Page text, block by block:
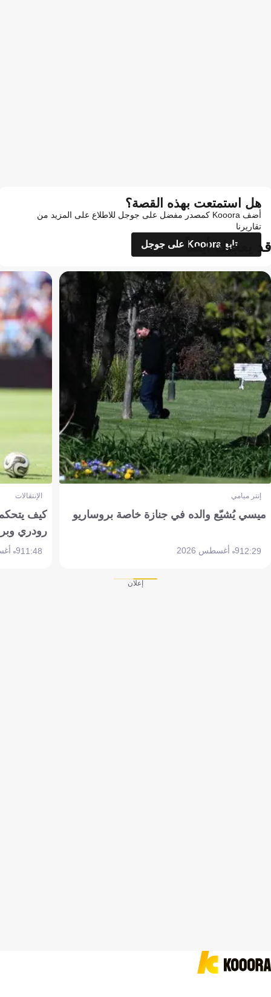
هل استمتعت بهذه القصة؟
أضف Kooora كمصدر مفضل على جوجل للاطلاع على المزيد من
تقاريرنا
تابع Kooora على جوجل
قد يعجبك أيضاً
إنتر ميامي
ميسي يُشيّع والده في جنازة خاصة بروساريو
12:299 أغسطس 2026
الإنتقالات
كيف
رودري
11:489 أغسطس 2026
إعلان